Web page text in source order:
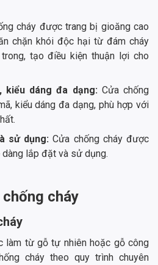
cháy được trang bị gioăng cao
chặn khói độc hại từ đám cháy
tạo điều kiện thuận lợi cho
kiểu dáng đa dạng:Cửa chống
kiểu dáng đa dạng, phù hợp với
sử dụng: Cửa chống cháy được
lắp đặt và sử dụng.
cháy
làm từ gỗ tự nhiên hoặc gỗ công
cháy theo quy trình chuyên